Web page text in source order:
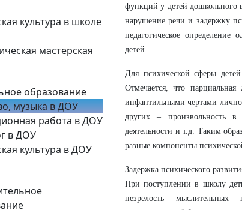
культура в школе
мастерская
образование
музыка в ДОУ
работа в ДОУ
в ДОУ
культура в ДОУ
функций у детей дошкольного
нарушение речи и задержку
педагогическое определение
детей.
Для психической сферы
Отмечается, что
инфантильными чертами
других – произвольность в
деятельности и т.д. Таким
разные компоненты
Задержка психического
При поступлении в школу
незрелость мыслительных